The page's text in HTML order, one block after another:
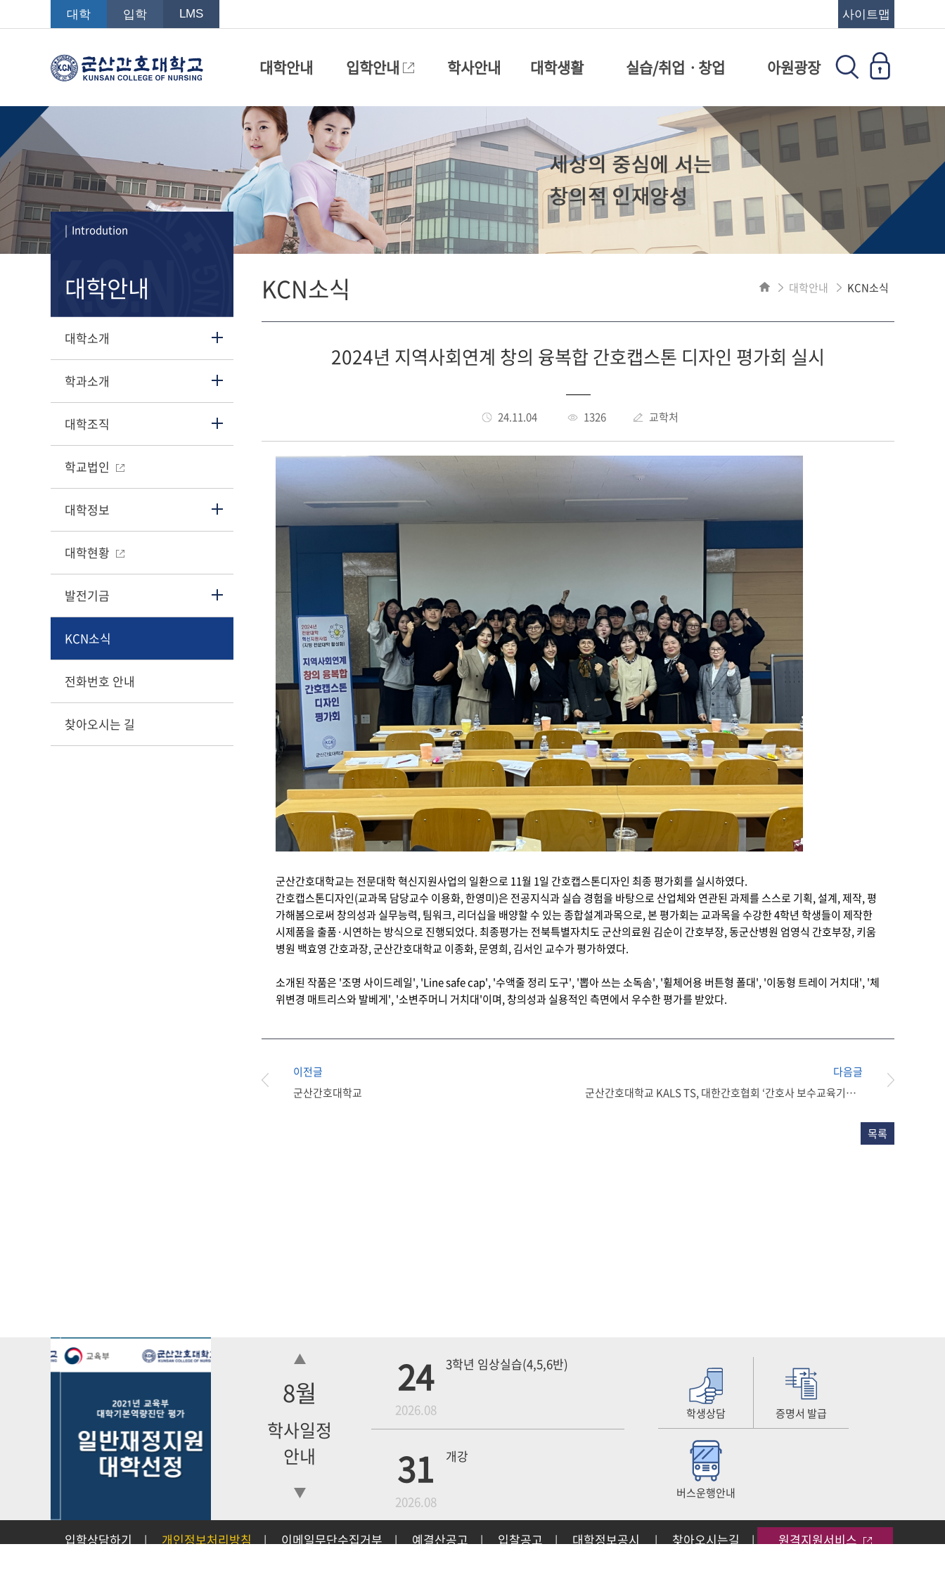
대학 입학 LMS 사이트맵
대학안내 입학안내 학사안내 대학생활 실습/취업ㆍ창업 아원광장
| Introdution
대학안내
대학소개
학과소개
대학조직
학교법인
대학정보
대학현황
발전기금
KCN소식
전화번호 안내
찾아오시는 길
KCN소식 대학안내 KCN소식
2024년 지역사회연계 창의 융복합 간호캡스톤 디자인 평가회 실시
24.11.04 1326 교학처
군산간호대학교는 전문대학 혁신지원사업의 일환으로 11월 1일 간호캡스톤디자인 최종 평가회를 실시하였다.
간호캡스톤디자인(교과목 담당교수 이용화, 한영미)은 전공지식과 실습 경험을 바탕으로 산업체와 연관된 과제를 스스로 기획, 설계, 제작, 평
가해봄으로써 창의성과 실무능력, 팀워크, 리더십을 배양할 수 있는 종합설계과목으로, 본 평가회는 교과목을 수강한 4학년 학생들이 제작한
시제품을 출품·시연하는 방식으로 진행되었다. 최종평가는 전북특별자치도 군산의료원 김순이 간호부장, 동군산병원 엄영식 간호부장, 키움
병원 백효영 간호과장, 군산간호대학교 이종화, 문영희, 김서인 교수가 평가하였다.
소개된 작품은 '조명 사이드레일', 'Line safe cap', '수액줄 정리 도구', '뽑아 쓰는 소독솜', '휠체어용 버튼형 폴대', '이동형 트레이 거치대', '체
위변경 매트리스와 발베게', '소변주머니 거치대'이며, 창의성과 실용적인 측면에서 우수한 평가를 받았다.
이전글
군산간호대학교
다음글
군산간호대학교 KALS TS, 대한간호협회 ‘간호사 보수교육기관’ 선정
목록
8월
학사일정
안내
24
2026.08
3학년 임상실습(4,5,6반)
31
2026.08
개강
18 4학년 1차 모의고사
학생상담 증명서 발급
버스운행안내
입학상담하기 | 개인정보처리방침 | 이메일무단수집거부 | 예결산공고 | 입찰공고 | 대학정보공시 | 찾아오시는길 | 원격지원서비스